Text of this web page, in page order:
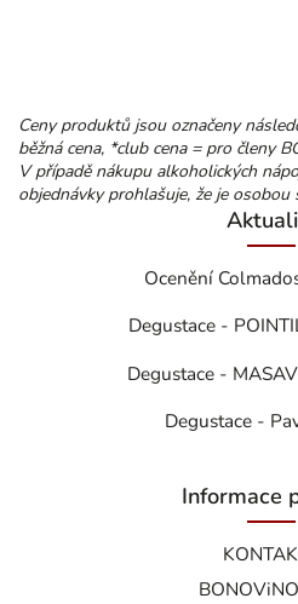
Ceny produktů jsou označeny
běžná cena, *club cena = pro členy
V případě nákupu alkoholických
objednávky prohlašuje, že je osobou
Ocenění
Degustace -
Degustace -
Degustace -
Informace